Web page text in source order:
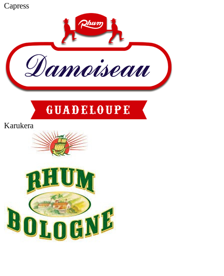
Capress
Karukera